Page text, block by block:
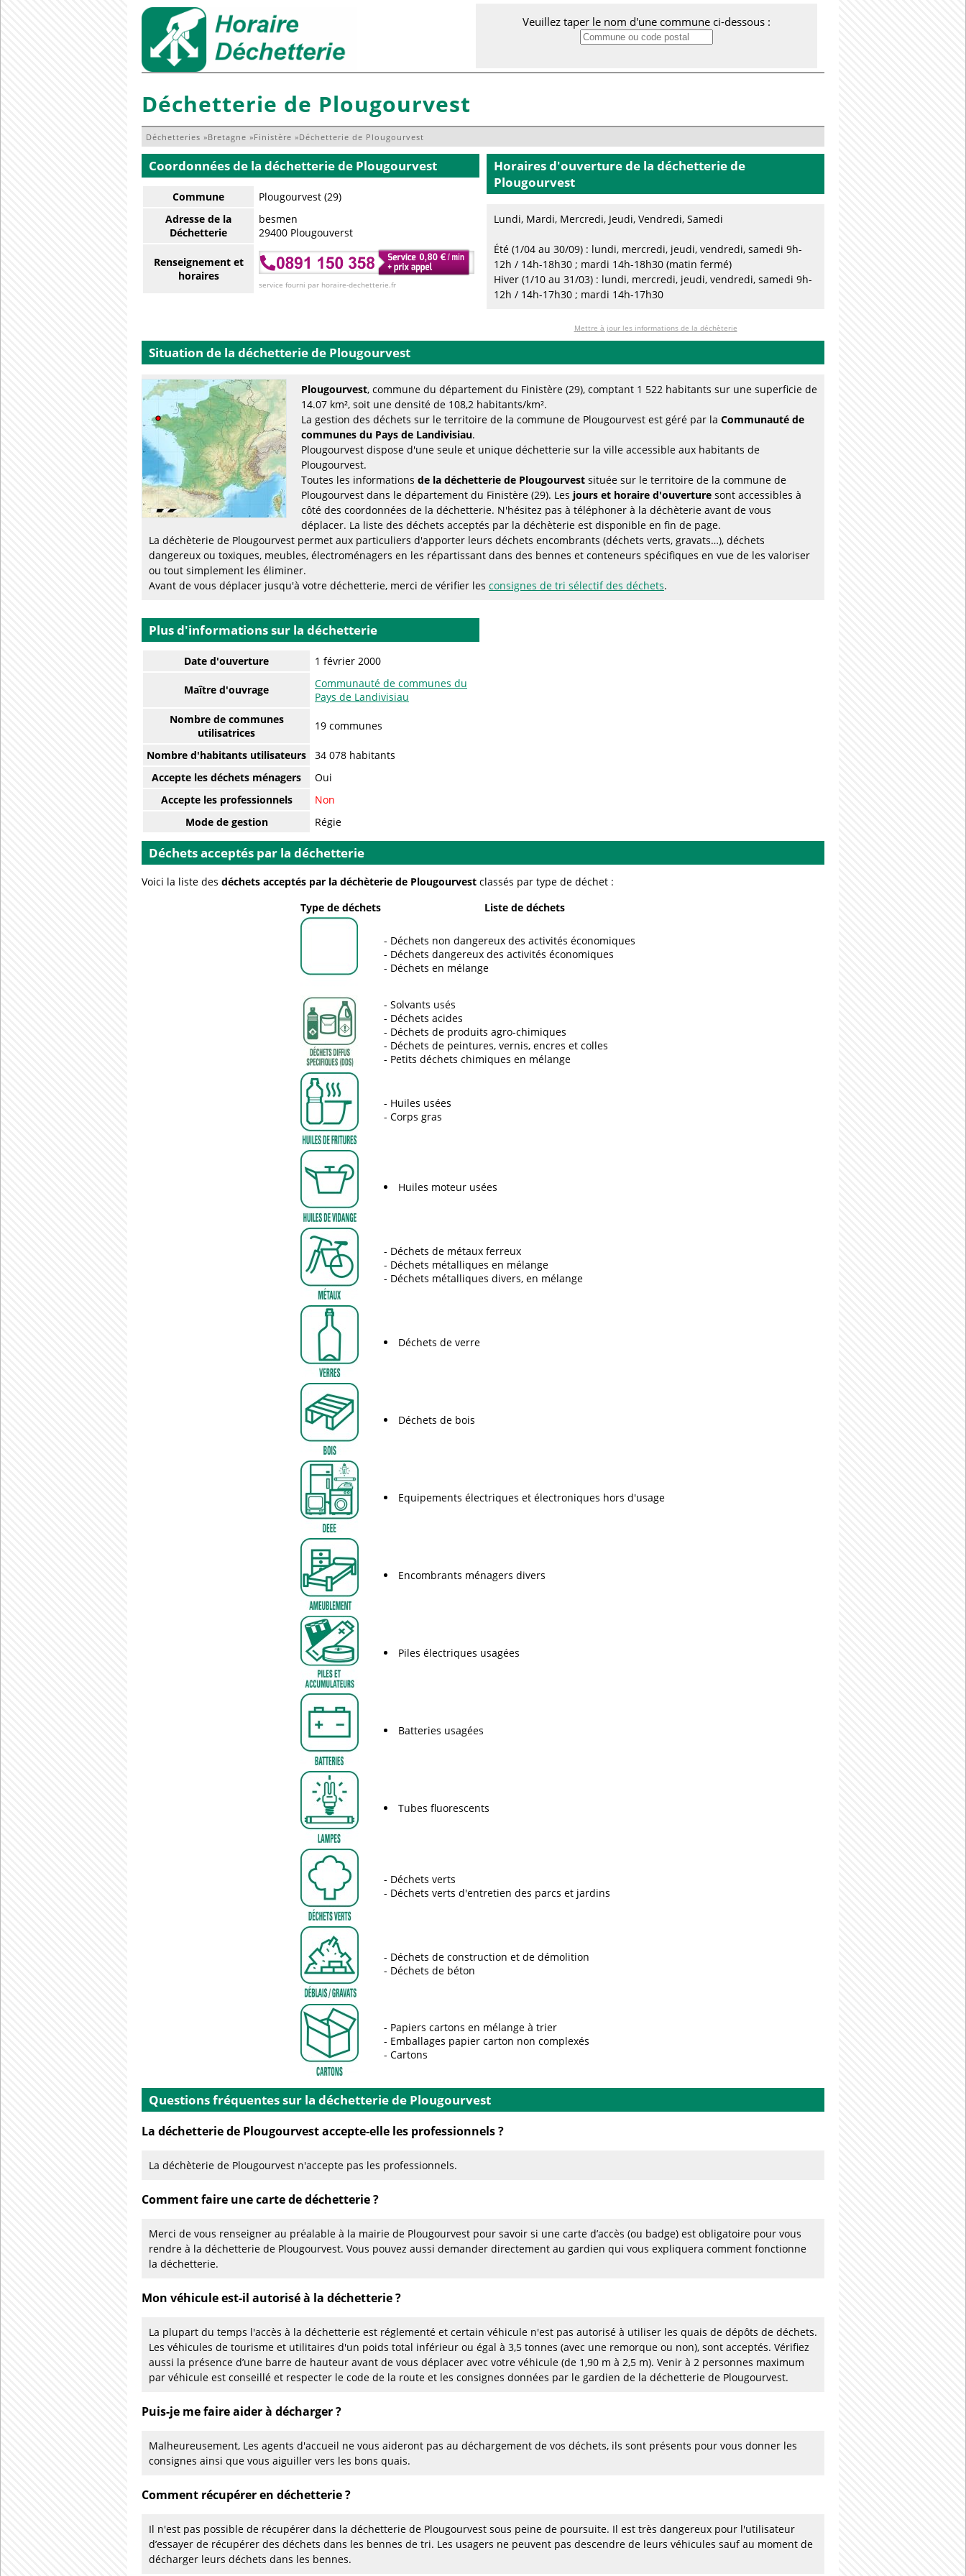
Veuillez taper le nom d'une commune ci-dessous :
Déchetterie de Plougourvest
Déchetteries »Bretagne »Finistère »Déchetterie de Plougourvest
Coordonnées de la déchetteriede Plougourvest
Commune
Plougourvest (29)
Adresse de la
Déchetterie
besmen
29400 Plougouverst
Renseignement et
horaires
service fourni par horaire-dechetterie.fr
Horaires d'ouverture de la déchetteriede
Plougourvest
Lundi, Mardi, Mercredi, Jeudi, Vendredi, Samedi
Été (1/04 au 30/09) : lundi, mercredi, jeudi, vendredi, samedi 9h-
12h / 14h-18h30 ; mardi 14h-18h30 (matin fermé)
Hiver (1/10 au 31/03) : lundi, mercredi, jeudi, vendredi, samedi 9h-
12h / 14h-17h30 ; mardi 14h-17h30
Mettre à jour les informations de la déchèterie
Situation de la déchetteriede Plougourvest
Plougourvest, commune du département du Finistère (29), comptant 1 522 habitants sur une superficie de
14.07 km², soit une densité de 108,2 habitants/km².
La gestion des déchets sur le territoire de la commune de Plougourvest est géré par la Communauté de
communes du Pays de Landivisiau.
Plougourvest dispose d'une seule et unique déchetterie sur la ville accessible aux habitants de
Plougourvest.
Toutes les informations de la déchetterie de Plougourvest située sur le territoire de la commune de
Plougourvest dans le département du Finistère (29). Les jours et horaire d'ouverture sont accessibles à
côté des coordonnées de la déchetterie. N'hésitez pas à téléphoner à la déchèterie avant de vous
déplacer. La liste des déchets acceptés par la déchèterie est disponible en fin de page.
La déchèterie de Plougourvest permet aux particuliers d'apporter leurs déchets encombrants (déchets verts, gravats…), déchets
dangereux ou toxiques, meubles, électroménagers en les répartissant dans des bennes et conteneurs spécifiques en vue de les valoriser
ou tout simplement les éliminer.
Avant de vous déplacer jusqu'à votre déchetterie, merci de vérifier les consignes de tri sélectif des déchets.
Plus d'informations sur la déchetterie
Date d'ouverture 1 février 2000
Maître d'ouvrage
Communauté de communes du
Pays de Landivisiau
Nombre de communes
utilisatrices
19 communes
Nombre d'habitants utilisateurs
34 078 habitants
Accepte les déchets ménagers
Oui
Accepte les professionnels
Non
Mode de gestion
Régie
Déchets acceptés par la déchetterie
Voici la liste des déchets acceptés par la déchèterie de Plougourvest classés par type de déchet :
Type de déchets
Liste de déchets
Déchets non dangereux des activités économiques
Déchets dangereux des activités économiques
Déchets en mélange
Solvants usés
Déchets acides
Déchets de produits agro-chimiques
Déchets de peintures, vernis, encres et colles
Petits déchets chimiques en mélange
Huiles usées
Corps gras
Huiles moteur usées
Déchets de métaux ferreux
Déchets métalliques en mélange
Déchets métalliques divers, en mélange
Déchets de verre
Déchets de bois
Equipements électriques et électroniques hors d'usage
Encombrants ménagers divers
Piles électriques usagées
Batteries usagées
Tubes fluorescents
Déchets verts
Déchets verts d'entretien des parcs et jardins
Déchets de construction et de démolition
Déchets de béton
Papiers cartons en mélange à trier
Emballages papier carton non complexés
Cartons
Questions fréquentes sur la déchetterie de Plougourvest
La déchetterie de Plougourvest accepte-elle les professionnels ?
La déchèterie de Plougourvest n'accepte pas les professionnels.
Comment faire une carte de déchetterie ?
Merci de vous renseigner au préalable à la mairie de Plougourvest pour savoir si une carte d’accès (ou badge) est obligatoire pour vous
rendre à la déchetterie de Plougourvest. Vous pouvez aussi demander directement au gardien qui vous expliquera comment fonctionne
la déchetterie.
Mon véhicule est-il autorisé à la déchetterie ?
La plupart du temps l'accès à la déchetterie est réglementé et certain véhicule n'est pas autorisé à utiliser les quais de dépôts de déchets.
Les véhicules de tourisme et utilitaires d'un poids total inférieur ou égal à 3,5 tonnes (avec une remorque ou non), sont acceptés. Vérifiez
aussi la présence d’une barre de hauteur avant de vous déplacer avec votre véhicule (de 1,90 m à 2,5 m). Venir à 2 personnes maximum
par véhicule est conseillé et respecter le code de la route et les consignes données par le gardien de la déchetterie de Plougourvest.
Puis-je me faire aider à décharger ?
Malheureusement, Les agents d'accueil ne vous aideront pas au déchargement de vos déchets, ils sont présents pour vous donner les
consignes ainsi que vous aiguiller vers les bons quais.
Comment récupérer en déchetterie ?
Il n'est pas possible de récupérer dans la déchetterie de Plougourvest sous peine de poursuite. Il est très dangereux pour l'utilisateur
d’essayer de récupérer des déchets dans les bennes de tri. Les usagers ne peuvent pas descendre de leurs véhicules sauf au moment de
décharger leurs déchets dans les bennes.